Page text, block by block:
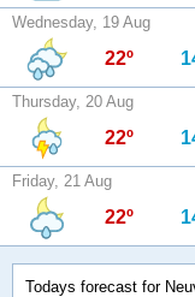
Wednesday, 19 Aug
22º
Thursday, 20 Aug
22º
Friday, 21 Aug
22º
Todays forecast for